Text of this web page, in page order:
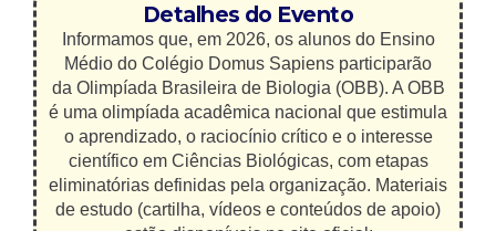
Detalhes do Evento
Informamos que, em 2026, os alunos do Ensino
Médio do Colégio Domus Sapiens participarão
da Olimpíada Brasileira de Biologia (OBB). A OBB
é uma olimpíada acadêmica nacional que estimula
o aprendizado, o raciocínio crítico e o interesse
científico em Ciências Biológicas, com etapas
eliminatórias definidas pela organização. Materiais
de estudo (cartilha, vídeos e conteúdos de apoio)